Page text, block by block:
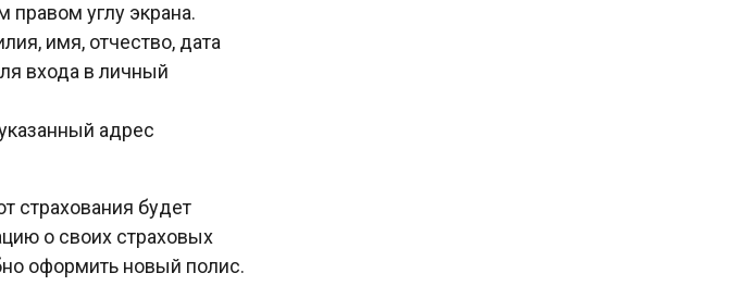
правом углу экрана.
имя, отчество, дата
входа в личный
адрес
страхования будет
о своих страховых
оформить новый полис.